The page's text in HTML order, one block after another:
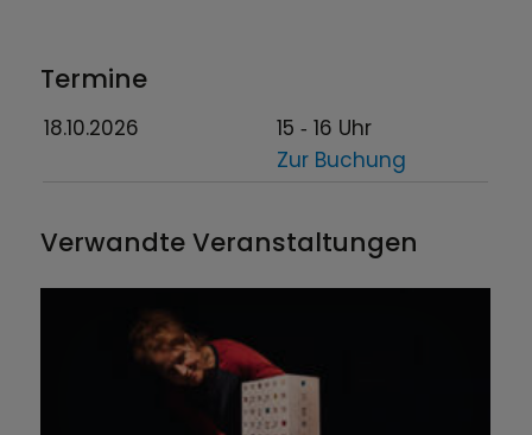
Termine
18.10.2026 15 ‐ 16 Uhr
Zur Buchung
Verwandte Veranstaltungen